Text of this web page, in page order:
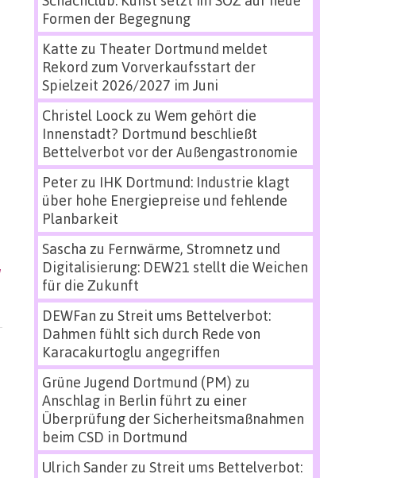
Formen der Begegnung
Katte zu Theater Dortmund meldet
Rekord zum Vorverkaufsstart der
Spielzeit 2026/2027 im Juni
Christel Loock zu Wem gehört die
Innenstadt? Dortmund beschließt
Bettelverbot vor der Außengastronomie
Peterzu IHK Dortmund: Industrie klagt
über hohe Energiepreise und fehlende
Planbarkeit
Sascha zu Fernwärme, Stromnetz und
Digitalisierung: DEW21 stellt die Weichen
für die Zukunft
DEWFan zu Streit ums Bettelverbot:
Dahmen fühlt sich durch Rede von
Karacakurtoglu angegriffen
Grüne Jugend Dortmund (PM) zu
Anschlag in Berlin führt zu einer
Überprüfung der Sicherheitsmaßnahmen
beim CSD in Dortmund
Ulrich Sanderzu Streit ums Bettelverbot: